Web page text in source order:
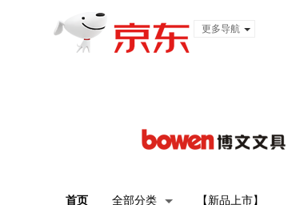
更多导航
首页 全部分类 【新品上市】